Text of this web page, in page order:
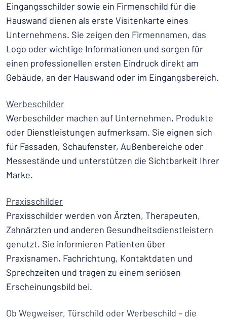
Eingangsschilder sowie ein Firmenschild für die
Hauswand dienen als erste Visitenkarte eines
Unternehmens. Sie zeigen den Firmennamen, das
Logo oder wichtige Informationen und sorgen für
einen professionellen ersten Eindruck direkt am
Gebäude, an der Hauswand oder im Eingangsbereich.
Werbeschilder
Werbeschilder machen auf Unternehmen, Produkte
oder Dienstleistungen aufmerksam. Sie eignen sich
für Fassaden, Schaufenster, Außenbereiche oder
Messestände und unterstützen die Sichtbarkeit Ihrer
Marke.
Praxisschilder
Praxisschilder werden von Ärzten, Therapeuten,
Zahnärzten und anderen Gesundheitsdienstleistern
genutzt. Sie informieren Patienten über
Praxisnamen, Fachrichtung, Kontaktdaten und
Sprechzeiten und tragen zu einem seriösen
Erscheinungsbild bei.
Ob Wegweiser, Türschild oder Werbeschild – die